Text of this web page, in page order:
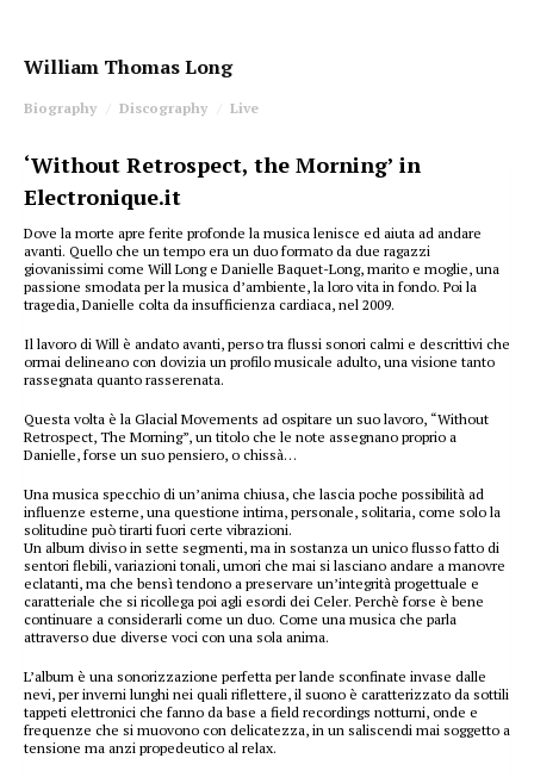
William Thomas Long
Biography Discography Live
‘Without Retrospect, the Morning’ in
Electronique.it
Dove la morte apre ferite profonde la musica lenisce ed aiuta ad andare
avanti. Quello che un tempo era un duo formato da due ragazzi
giovanissimi come Will Long e Danielle Baquet-Long, marito e moglie, una
passione smodata per la musica d’ambiente, la loro vita in fondo. Poi la
tragedia, Danielle colta da insufficienza cardiaca, nel 2009.
Il lavoro di Will è andato avanti, perso tra flussi sonori calmi e descrittivi che
ormai delineano con dovizia un profilo musicale adulto, una visione tanto
rassegnata quanto rasserenata.
Questa volta è la Glacial Movements ad ospitare un suo lavoro, “Without
Retrospect, The Morning”, un titolo che le note assegnano proprio a
Danielle, forse un suo pensiero, o chissà…
Una musica specchio di un’anima chiusa, che lascia poche possibilità ad
influenze esterne, una questione intima, personale, solitaria, come solo la
solitudine può tirarti fuori certe vibrazioni.
Un album diviso in sette segmenti, ma in sostanza un unico flusso fatto di
sentori flebili, variazioni tonali, umori che mai si lasciano andare a manovre
eclatanti, ma che bensì tendono a preservare un’integrità progettuale e
caratteriale che si ricollega poi agli esordi dei Celer. Perchè forse è bene
continuare a considerarli come un duo. Come una musica che parla
attraverso due diverse voci con una sola anima.
L’album è una sonorizzazione perfetta per lande sconfinate invase dalle
nevi, per inverni lunghi nei quali riflettere, il suono è caratterizzato da sottili
tappeti elettronici che fanno da base a field recordings notturni, onde e
frequenze che si muovono con delicatezza, in un saliscendi mai soggetto a
tensione ma anzi propedeutico al relax.